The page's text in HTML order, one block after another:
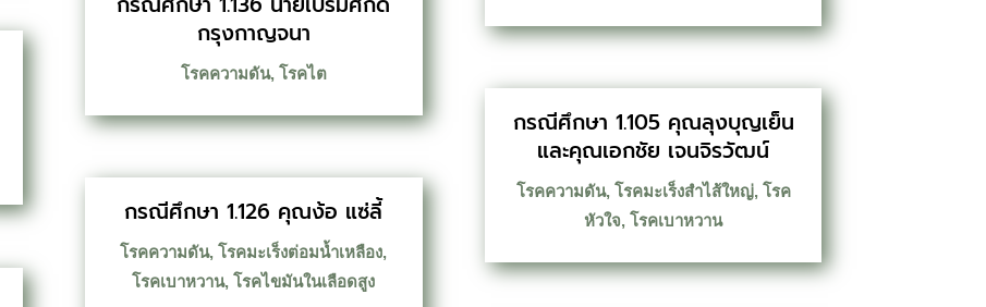
กรุงกาญจนา
โรคความดัน, โรคไต
กรณีศึกษา 1.126 คุณง้อ แซ่ลี้
โรคความดัน,โรคมะเร็งต่อมน้ำเหลือง,
โรคเบาหวาน,โรคไขมันในเลือดสูง
กรณีศึกษา 1.105 คุณลุงบุญเย็น
และคุณเอกชัย เจนจิรวัฒน์
โรคความดัน, โรคมะเร็งสำไส้ใหญ่, โรค
หัวใจ,โรคเบาหวาน